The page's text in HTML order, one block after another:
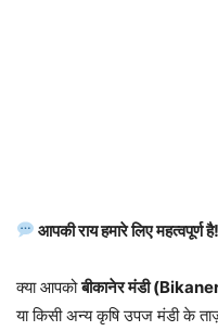
आपकी राय हमारे लिए महत्वपूर्ण है!
क्या आपकोबीकानेर मंडी
या किसी अन्य कृषि उपज मंडी के